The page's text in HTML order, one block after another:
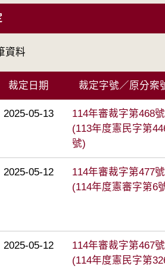
資料
裁定日期 裁定字號／原分案
2025-05-13
114年審裁字第468號
(113年度憲民字第
號)
2025-05-12
114年審裁字第477號
(114年度憲審字第6
2025-05-12
114年審裁字第467號
(114年度憲民字第